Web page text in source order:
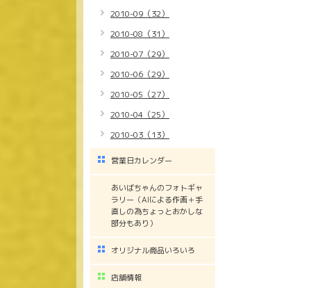
2010-09（32）
2010-08（31）
2010-07（29）
2010-06（29）
2010-05（27）
2010-04（25）
2010-03（13）
営業日カレンダー
あいばちゃんのフォトギャ
ラリー（AIによる作画＋手
直しの為ちょっとおかしな
部分もあり）
オリジナル商品いろいろ
店舗情報